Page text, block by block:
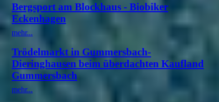
Bergsport am Blockhaus - Biobiker
Eckenhagen
mehr...
Trödelmarkt in Gummersbach-
Dieringhausen beim überdachten Kaufland
Gummersbach
mehr...